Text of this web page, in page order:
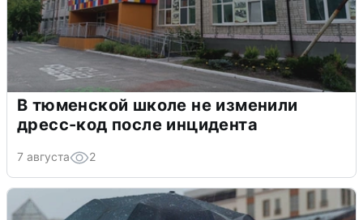
В тюменской школе не изменили
дресс-код после инцидента
7 августа 2